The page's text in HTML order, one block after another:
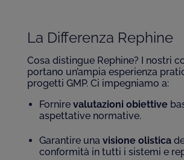
La Differenza Rephine
Cosa distingue Rephine? I nostri
portano un’ampia esperienza
progetti GMP. Ci impegniamo a:
Fornire valutazioni obiettive
aspettative normative.
Garantire una visione olistica
conformità in tutti i sistemi e